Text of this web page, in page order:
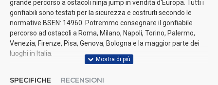
grande percorso a ostacoli ninja jump in vendita d'Europa. Tutti i
gonfiabili sono testati per la sicurezza e costruiti secondo le
normative BSEN: 14960. Potremmo consegnare il gonfiabile
percorso ad ostacoli a Roma, Milano, Napoli, Torino, Palermo,
Venezia, Firenze, Pisa, Genova, Bologna e la maggior parte dei
luoghi in Italia.
SPECIFICHE RECENSIONI